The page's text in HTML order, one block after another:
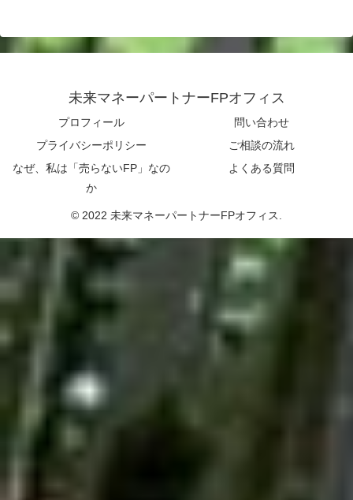
未来マネーパートナーFPオフィス
プロフィール
問い合わせ
プライバシーポリシー
ご相談の流れ
なぜ、私は「売らないFP」なの
か
よくある質問
© 2022 未来マネーパートナーFPオフィス.